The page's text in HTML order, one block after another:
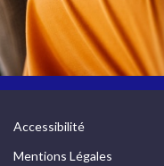
Accessibilité
Mentions Légales